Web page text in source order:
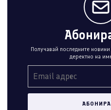
Получавай последните
деректно на